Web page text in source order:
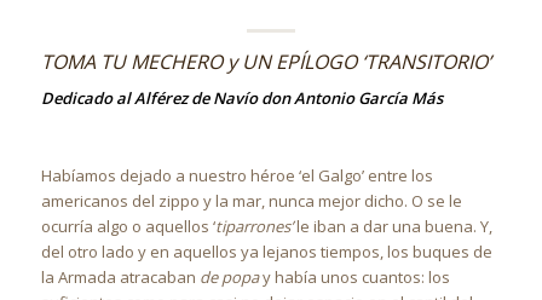
TOMA TU MECHERO y UN EPÍLOGO ‘TRANSITORIO’
Dedicado al Alférez de Navío don Antonio García Más
Habíamos dejado a nuestro héroe ‘el Galgo’ entre los
americanos del zippo y la mar, nunca mejor dicho. O se le
ocurría algo o aquellos ‘tiparrones’le iban a dar una buena. Y,
del otro lado y en aquellos ya lejanos tiempos, los buques de
la Armada atracaban de popay había unos cuantos: los